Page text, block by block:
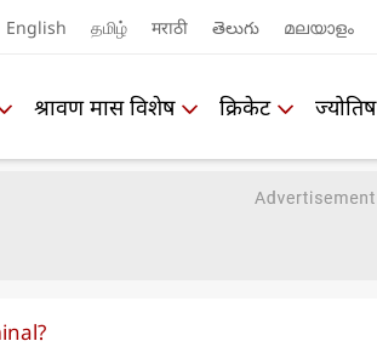
English தமிழ் मराठी తెలుగు മലയാളം
श्रावण मास विशेष क्रिकेट ज्योतिष